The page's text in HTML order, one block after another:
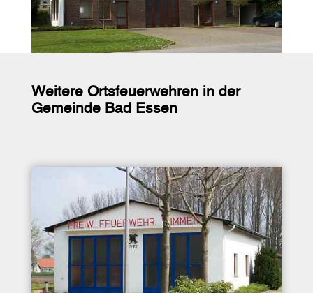
Weitere Ortsfeuerwehren in der
Gemeinde Bad Essen